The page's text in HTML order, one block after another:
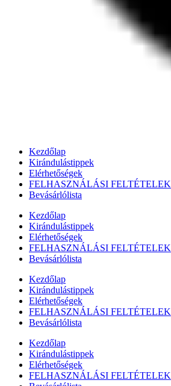
Kezdőlap
Kirándulástippek
Elérhetőségek
FELHASZNÁLÁSI FELTÉTELEK
Bevásárlólista
Kezdőlap
Kirándulástippek
Elérhetőségek
FELHASZNÁLÁSI FELTÉTELEK
Bevásárlólista
Kezdőlap
Kirándulástippek
Elérhetőségek
FELHASZNÁLÁSI FELTÉTELEK
Bevásárlólista
Kezdőlap
Kirándulástippek
Elérhetőségek
FELHASZNÁLÁSI FELTÉTELEK